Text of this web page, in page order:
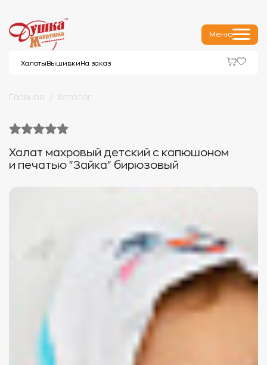
Меню
Халаты Вышивки На заказ
Главная Каталог
Халат махровый детский c капюшоном
и печатью "Зайка" бирюзовый